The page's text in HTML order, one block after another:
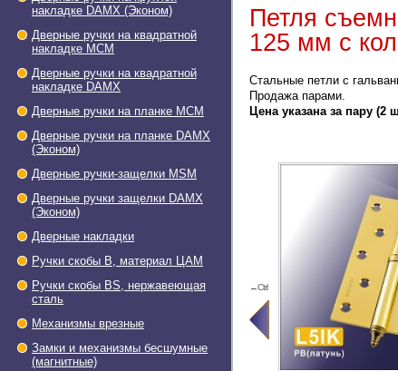
накладке DAMX (Эконом)
Дверные ручки на квадратной
накладке МСМ
Дверные ручки на квадратной
накладке DAMX
Дверные ручки на планке МСМ
Дверные ручки на планке DAMX
(Эконом)
Дверные ручки-защелки МSМ
Дверные ручки защелки DAMX
(Эконом)
Дверные накладки
Ручки скобы В, материал ЦАМ
Ручки скобы BS, нержавеющая
сталь
Механизмы врезные
Замки и механизмы бесшумные
(магнитные)
Петля
125 мм с
Стальные петли с
Продажа парами.
Цена указана за пару (2
←Ctrl